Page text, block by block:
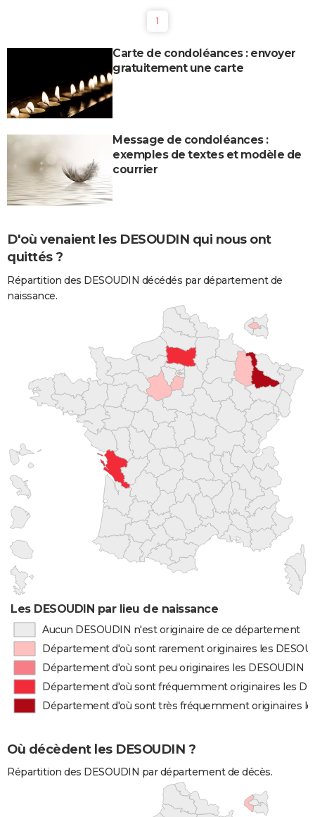
1
Carte de condoléances : envoyer
gratuitement une carte
Message de condoléances :
exemples de textes et modèle de
courrier
D'où venaient les DESOUDIN qui nous ont
quittés ?
Répartition des DESOUDIN décédés par département de
naissance.
Les DESOUDIN par lieu de naissance
Aucun DESOUDIN n'est originaire de ce département
Département d'où sont rarement originaires les
Département d'où sont peu originaires les DESOUDIN
Département d'où sont fréquemment originaires les
Département d'où sont très fréquemment originaires
Où décèdent les DESOUDIN ?
Répartition des DESOUDIN par département de décès.